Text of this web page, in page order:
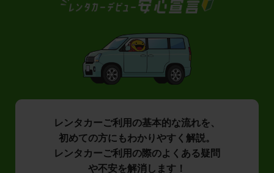
レンタカーご利用の基本的な流れを、
初めての方にもわかりやすく解説。
レンタカーご利用の際のよくある疑問
や不安を解消します！